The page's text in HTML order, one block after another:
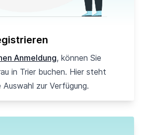
Anmeldung, können Sie
in Trier buchen. Hier steht
zur Verfügung.